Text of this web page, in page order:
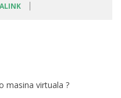
masina virtuala ?